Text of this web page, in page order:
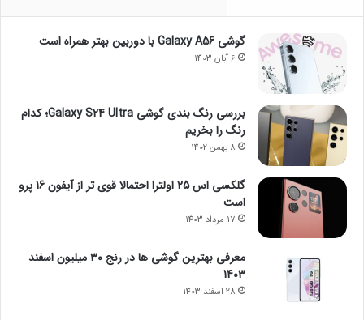
گوشی Galaxy A56 با دوربین بهتر همراه است
6 آبان 1403
بررسی رنگ بندی گوشی Galaxy S24 Ultra؛ کدام
رنگ را بخریم
8 بهمن 1402
گلکسی اس 25 اولترا احتمالا قوی تر از آیفون 16 پرو
است
17 مرداد 1403
معرفی بهترین گوشی ها در رنج ۳۰ میلیون اسفند
1403
28 اسفند 1403